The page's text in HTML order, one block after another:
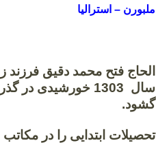
ملبورن – استرالیا
سال 1303 خورشیدی
گشود.
تحصیلات ابتدایی را در